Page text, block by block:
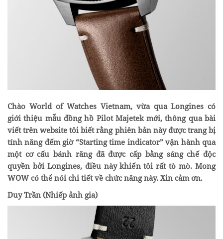
Chào World of Watches Vietnam, vừa qua Longines có
giới thiệu mẫu đồng hồ Pilot Majetek mới, thông qua bài
viết trên website tôi biết rằng phiên bản này được trang bị
tính năng đếm giờ “Starting time indicator” vận hành qua
một cơ cấu bánh răng đã được cấp bằng sáng chế độc
quyền bởi Longines, điều này khiến tôi rất tò mò. Mong
WOW có thể nói chi tiết về chức năng này. Xin cảm ơn.
Duy Trần (Nhiếp ảnh gia)